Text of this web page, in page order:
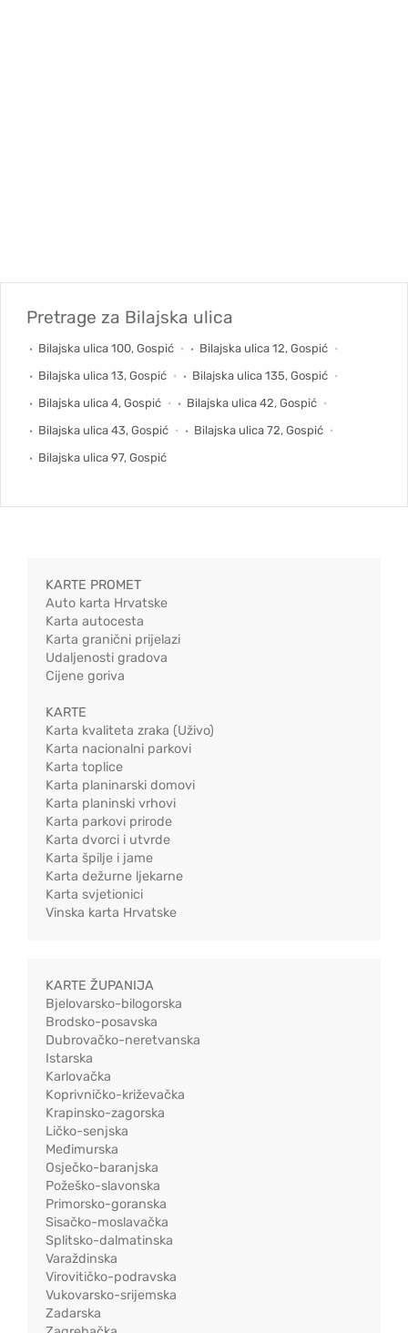
Pretrage za Bilajska ulica
Bilajska ulica 100, Gospić
Bilajska ulica 12, Gospić
Bilajska ulica 13, Gospić
Bilajska ulica 135, Gospić
Bilajska ulica 4, Gospić
Bilajska ulica 42, Gospić
Bilajska ulica 43, Gospić
Bilajska ulica 72, Gospić
Bilajska ulica 97, Gospić
KARTE PROMET
Auto karta Hrvatske
Karta autocesta
Karta granični prijelazi
Udaljenosti gradova
Cijene goriva
KARTE
Karta kvaliteta zraka (Uživo)
Karta nacionalni parkovi
Karta toplice
Karta planinarski domovi
Karta planinski vrhovi
Karta parkovi prirode
Karta dvorci i utvrde
Karta špilje i jame
Karta dežurne ljekarne
Karta svjetionici
Vinska karta Hrvatske
KARTE ŽUPANIJA
Bjelovarsko-bilogorska
Brodsko-posavska
Dubrovačko-neretvanska
Istarska
Karlovačka
Koprivničko-križevačka
Krapinsko-zagorska
Ličko-senjska
Međimurska
Osječko-baranjska
Požeško-slavonska
Primorsko-goranska
Sisačko-moslavačka
Splitsko-dalmatinska
Varaždinska
Virovitičko-podravska
Vukovarsko-srijemska
Zadarska